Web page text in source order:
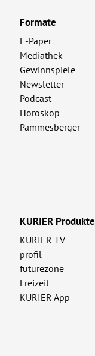
Formate
E-Paper
Mediathek
Gewinnspiele
Newsletter
Podcast
Horoskop
Pammesberger
KURIER Produkte
KURIER TV
profil
futurezone
Freizeit
KURIER App